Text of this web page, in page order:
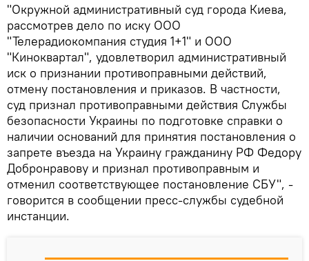
"Окружной административный суд города Киева,
рассмотрев дело по иску ООО
"Телерадиокомпания студия 1+1" и ООО
"Киноквартал", удовлетворил административный
иск о признании противоправными действий,
отмену постановления и приказов. В частности,
суд признал противоправными действия Службы
безопасности Украины по подготовке справки о
наличии оснований для принятия постановления о
запрете въезда на Украину гражданину РФ Федору
Добронравову и признал противоправным и
отменил соответствующее постановление СБУ", -
говорится в сообщении пресс-службы судебной
инстанции.